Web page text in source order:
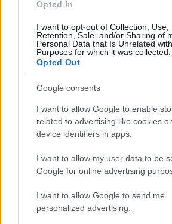
Opted In
I want to opt-out of Collection, Use,
Retention, Sale, and/or Sharing of
Personal Data that Is Unrelated
Purposes for which it was collected.
Opted Out
Google consents
I want to allow Google to enable
related to advertising like cookies
device identifiers in apps.
I want to allow my user data to be
Google for online advertising
I want to allow Google to send me
personalized advertising.
Ώρα μηδέν για το ΠΑΣΟΚ:
Ανδρουλάκης, Δούκας,
βάθος Κατρίνης και…